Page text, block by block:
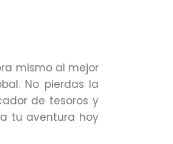
mismo al mejor
No pierdas la
de tesoros y
tu aventura hoy